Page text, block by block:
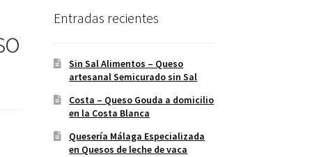
Entradas recientes
Sin Sal Alimentos – Queso
artesanal Semicurado sin Sal
Costa – Queso Gouda a domicilio
en la Costa Blanca
Quesería Málaga Especializada
en Quesos de leche de vaca